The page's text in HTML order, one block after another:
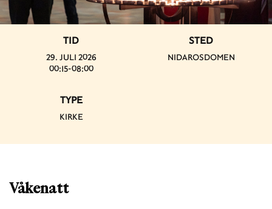
Våkenatt
TID
29. JULI 2026
00:15-08:00
STED
NIDAROSDOMEN
TYPE
KIRKE